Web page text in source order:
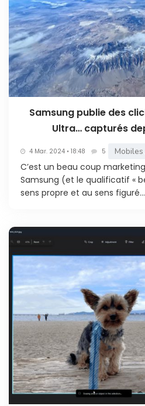
Samsung publie des
Ultra… capturés
4 Mar. 2024 • 18:48 5
C’est un beau coup
Samsung (et le qualificatif «
sens propre et au sens figuré...